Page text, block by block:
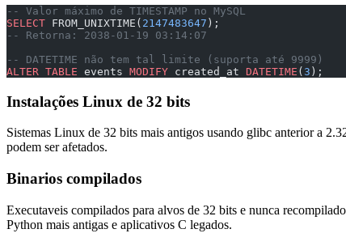
-- Valor máximo de TIMESTAMP no MySQL
SELECT FROM_UNIXTIME( 2147483647 );
-- Retorna: 2038-01-19 03:14:07
-- DATETIME não tem tal limite (suporta até 9999)
ALTER TABLE events MODIFY created_at DATETIME ( 3 );
Instalações Linux de 32 bits
Sistemas Linux de 32 bits mais antigos usando glibc anterior a
podem ser afetados.
Binarios compilados
Executaveis compilados para alvos de 32 bits e nunca
Python mais antigas e aplicativos C legados.